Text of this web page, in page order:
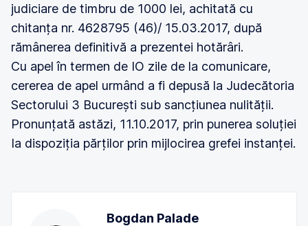
judiciare de timbru de 1000 lei, achitată cu
chitanța nr. 4628795 (46)/ 15.03.2017, după
rămânerea definitivă a prezentei hotărâri.
Cu apel în termen de IO zile de la comunicare,
cererea de apel urmând a fi depusă la Judecătoria
Sectorului 3 București sub sancțiunea nulității.
Pronunțată astăzi, 11.10.2017, prin punerea soluției
Ia dispoziția părților prin mijlocirea grefei instanței.
Bogdan Palade